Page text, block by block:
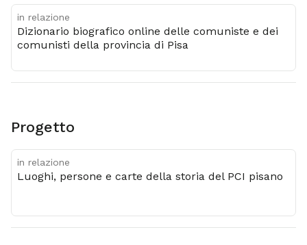
in relazione
Dizionario biografico online delle comuniste e dei
comunisti della provincia di Pisa
Progetto
in relazione
Luoghi, persone e carte della storia del PCI pisano